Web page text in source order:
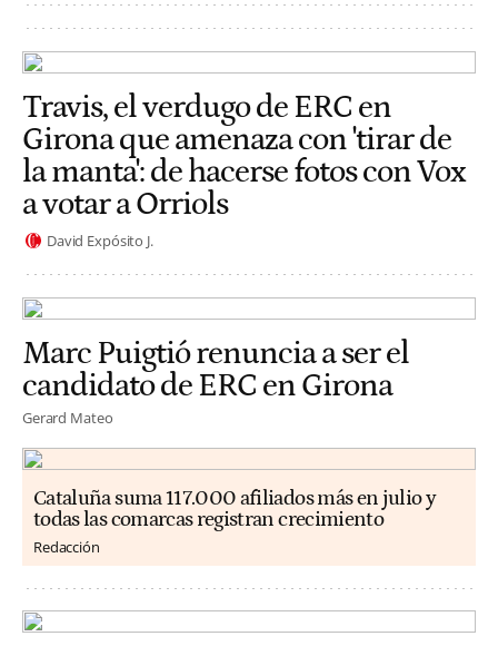
Travis, el verdugo de ERC en
Girona que amenaza con 'tirar de
la manta': de hacerse fotos con Vox
a votar a Orriols
David Expósito J.
Marc Puigtió renuncia a ser el
candidato de ERC en Girona
Gerard Mateo
Cataluña suma 117.000 afiliados más en julio y
todas las comarcas registran crecimiento
Redacción